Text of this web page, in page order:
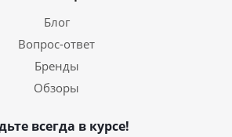
Блог
Вопрос-ответ
Бренды
Обзоры
всегда в курсе!